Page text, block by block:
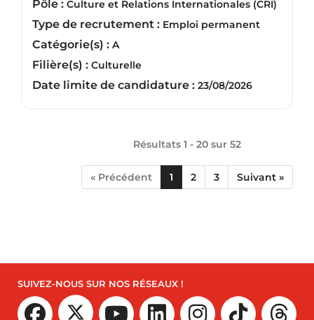
Pôle : Culture et Relations Internationales (CRI)
Type de recrutement : Emploi permanent
Catégorie(s) : A
Filière(s) : Culturelle
Date limite de candidature : 23/08/2026
Résultats 1 - 20 sur 52
« Précédent 1 2 3 Suivant »
SUIVEZ-NOUS SUR NOS RÉSEAUX !